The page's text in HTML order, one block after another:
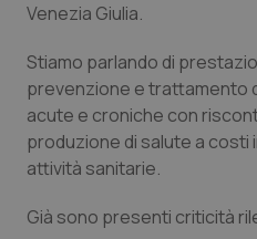
Sardegna
Sicilia
Toscana
Malattia di Crohn &
Neuroscienze &
Obesità
Venezia Giulia.
Stiamo parlando di
prevenzione e trattamento
acute e croniche con
produzione di salute a
attività sanitarie.
Già sono presenti criticità